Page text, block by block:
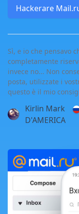
Hackerare
Sì, e io che pensavo
completamente
invece no... Non
posta, utilizzate i
questo è il mio
Kirlin Mark
D'AMERICA